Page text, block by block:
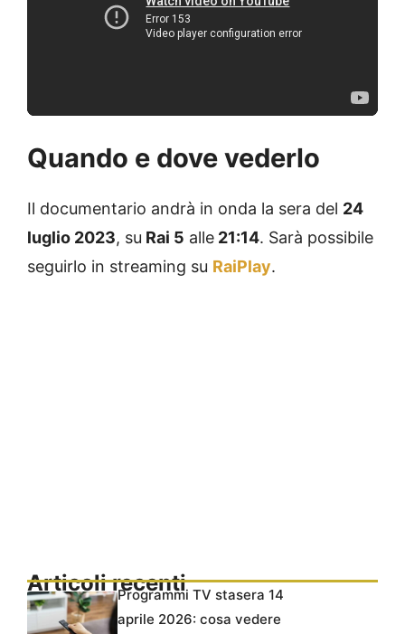
Quando e dove vederlo
Il documentario andrà in onda la sera del 24
luglio 2023, su Rai 5 alle 21:14. Sarà possibile
seguirlo in streaming su RaiPlay.
Articoli recentiProgrammi TV stasera 14
aprile 2026: cosa vedere